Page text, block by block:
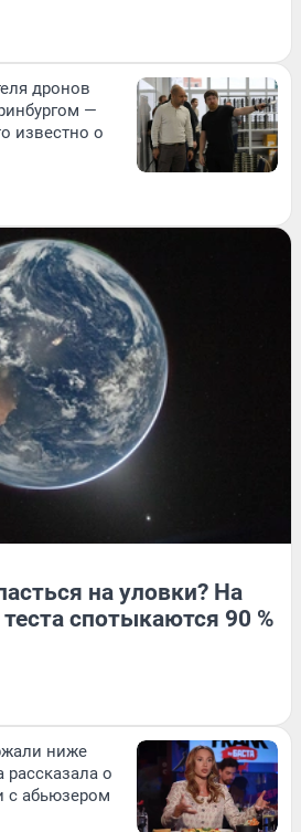
дронов
—
известно о
на уловки? На
спотыкаются 90 %
ниже
рассказала о
с абьюзером